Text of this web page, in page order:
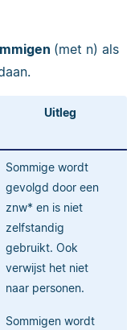
(met n) als
Uitleg
Sommige wordt
gevolgd door een
znw* en is niet
zelfstandig
gebruikt. Ook
verwijst het niet
naar personen.
Sommigen wordt